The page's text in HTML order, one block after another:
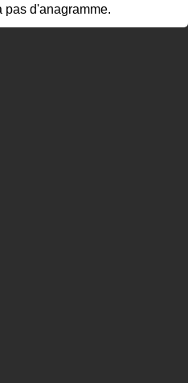
pas d'anagramme.